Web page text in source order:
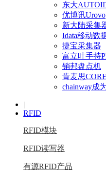
东大
优博讯Urovo
新大陆采集
Idata移动数
捷宝采集器
富立叶手持
销邦盘点机
肯麦思
chainway成
|
RFID
RFID模块
RFID读写器
有源RFID产品